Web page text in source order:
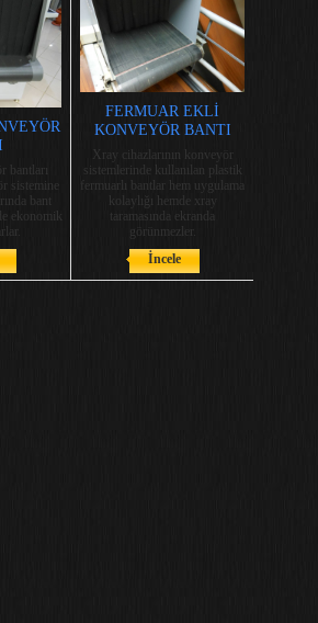
bantları
sistemine
bant
ekonomik
FERMUAR EKLİ
KONVEYÖR BANTI
Xray cihazlarının konveyör
sistemlerinde kullanılan plastik
fermuarlı bantlar hem uygulama
kolaylığı hemde xray
taramasında ekranda
görünmezler.
İncele